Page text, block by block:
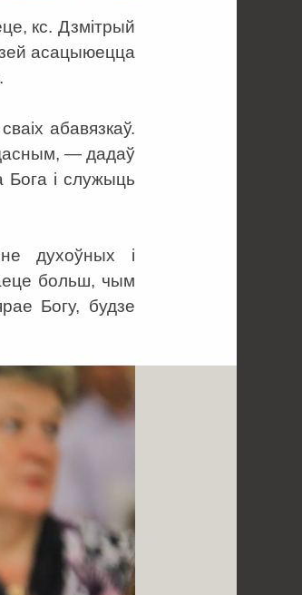
кс. Дзмітрый
асацыюецца
абавязкаў.
— дадаў
і служыць
духоўных і
больш, чым
Богу, будзе